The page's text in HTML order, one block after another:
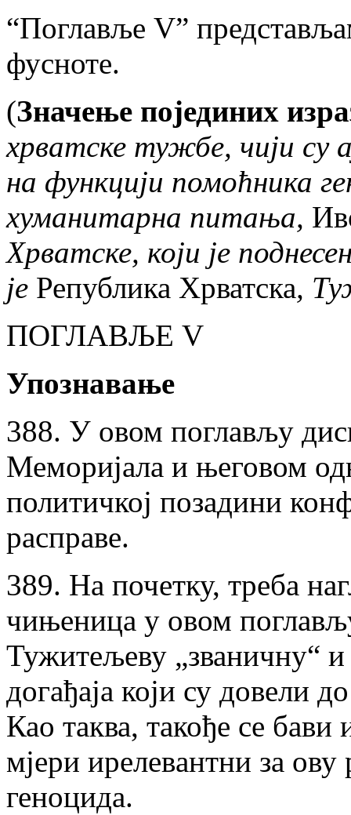
“Поглавље V”
фусноте.
(Значење појединих
хрватске тужбе, чији су
на функцији помоћника
хуманитарна питања,
Хрватске, који је
је Република Хрватска,
ПОГЛАВЉЕ V
Упознавање
388. У овом поглављу
Меморијала и његовом
политичкој позадини
расправе.
389. На почетку, треба
чињеница у овом
Тужитељеву „званичну“
догађаја који су довели
Као таква, такође се бави
мјери ирелевaнтни за
геноцида.